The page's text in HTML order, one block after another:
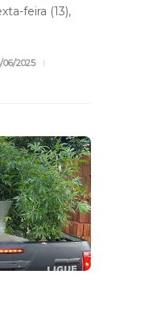
feira (13),
06/2025